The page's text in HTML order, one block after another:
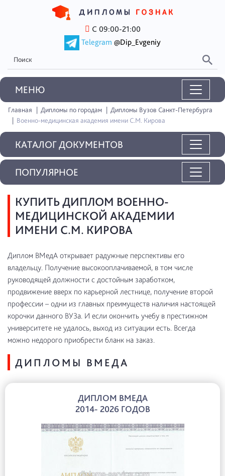
С 09:00-21:00
Telegram @Dip_Evgeniy
MEНЮ
Главная Дипломы по городам
Дипломы Вузов Санкт-Петербурга
Военно-медицинская академия имени С.М. Кирова
КАТАЛОГ ДОКУМЕНТОВ
КУПИТЬ ДИПЛОМ ВОЕННО-
МЕДИЦИНСКОЙ АКАДЕМИИ
ИМЕНИ С.М. КИРОВА
Диплом ВМедА открывает радужные перспективы его
владельцу. Получение высокооплачиваемой, в том числе
руководящей должности с достойным заработком,
продвижение вверх по карьерной лестнице, получение второй
профессии – одни из главных преимуществ наличия настоящей
корочки данного ВУЗа. И если окончить учебу в престижном
университете не удалось, выход из ситуации есть. Всегда
можно недорого приобрести бланк на заказ.
ДИПЛОМЫ ВМЕДА
ДИПЛОМ ВМЕДА
2014- 2026 ГОДОВ
ПОПУЛЯРНОЕ